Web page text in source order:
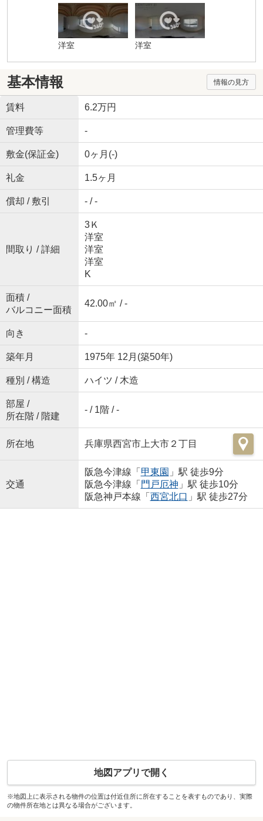
洋室 洋室
基本情報 情報の見方
賃料 6.2万円
管理費等 -
敷金(保証金) 0ヶ月(-)
礼金 1.5ヶ月
償却 / 敷引 - / -
間取り / 詳細
3Ｋ
洋室
洋室
洋室
K
面積 /
バルコニー面積
42.00㎡ / -
向き -
築年月 1975年 12月(築50年)
種別 / 構造 ハイツ / 木造
部屋 /
所在階 / 階建
- / 1階 / -
所在地 兵庫県西宮市上大市２丁目
交通
阪急今津線「 甲東園 」駅 徒歩9分
阪急今津線「 門戸厄神 」駅 徒歩10分
阪急神戸本線「 西宮北口 」駅 徒歩27分
地図アプリで開く
※地図上に表示される物件の位置は付近住所に所在することを表すものであり、実際
の物件所在地とは異なる場合がございます。